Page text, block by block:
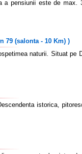
a pensiunii este de
79 (salonta - 10 Km) )
naturii. Situat pe
istorica,